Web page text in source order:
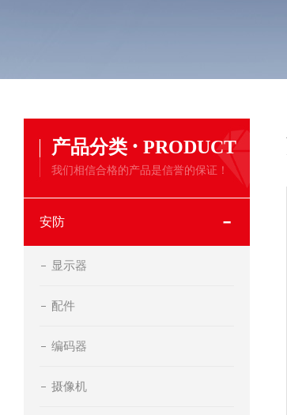
产品分类 · PRODUCT
我们相信合格的产品是信誉的保证！
安防
显示器
配件
编码器
摄像机